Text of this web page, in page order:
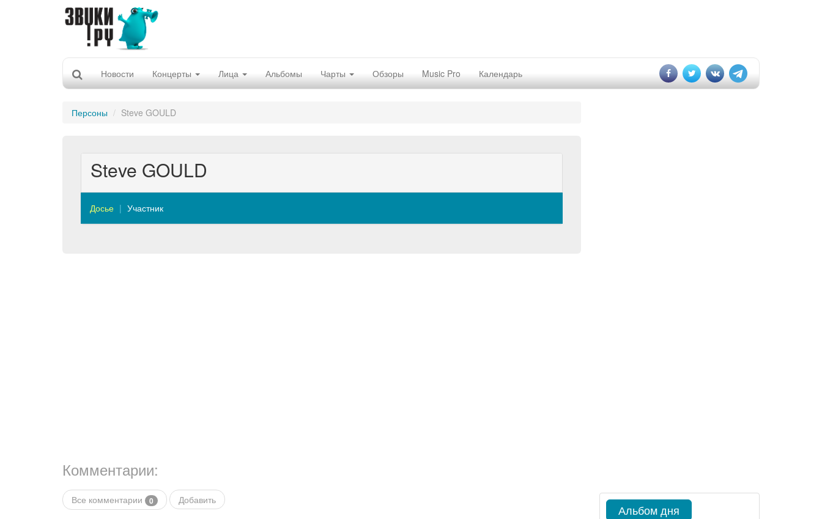
Новости Концерты Лица Альбомы Чарты Обзоры Music Pro Календарь
Персоны Steve GOULD
Steve GOULD
Досье Участник
Комментарии:
Все комментарии 0 Добавить
Альбом дня